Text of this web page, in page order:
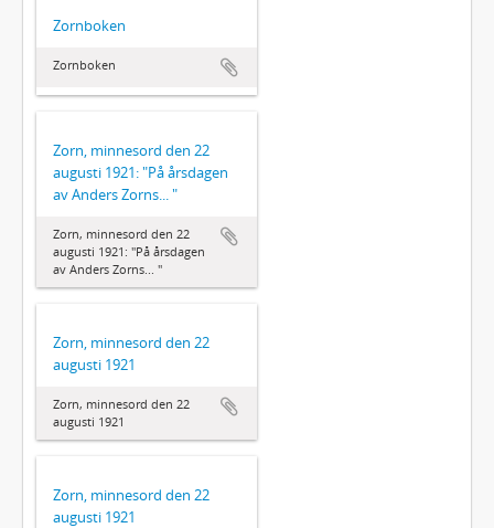
Zornboken
Zornboken
Zorn, minnesord den 22
augusti 1921: "På årsdagen
av Anders Zorns... "
Zorn, minnesord den 22
augusti 1921: "På årsdagen
av Anders Zorns... "
Zorn, minnesord den 22
augusti 1921
Zorn, minnesord den 22
augusti 1921
Zorn, minnesord den 22
augusti 1921